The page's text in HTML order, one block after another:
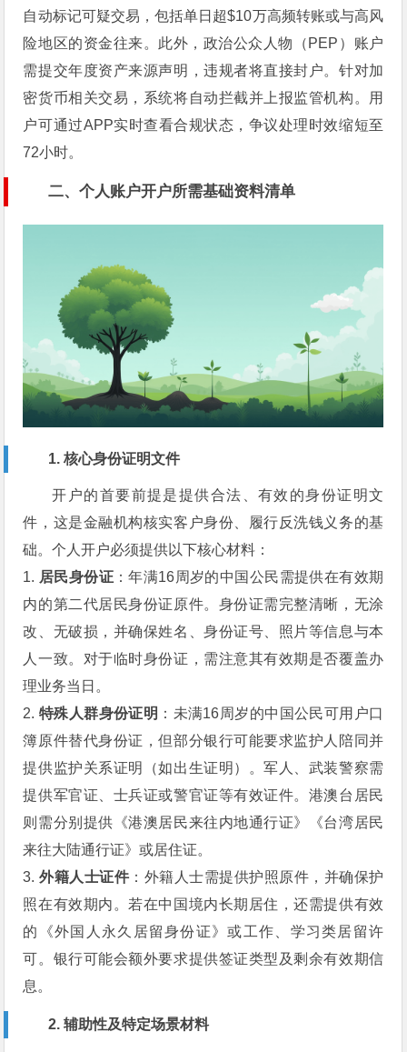
自动标记可疑交易，包括单日超$10万高频转账或与高风
险地区的资金往来。此外，政治公众人物（PEP）账户
需提交年度资产来源声明，违规者将直接封户。针对加
密货币相关交易，系统将自动拦截并上报监管机构。用
户可通过APP实时查看合规状态，争议处理时效缩短至
72小时。
二、个人账户开户所需基础资料清单
1. 核心身份证明文件
开户的首要前提是提供合法、有效的身份证明文
件，这是金融机构核实客户身份、履行反洗钱义务的基
础。个人开户必须提供以下核心材料：
1. 居民身份证 ：年满16周岁的中国公民需提供在有效期
内的第二代居民身份证原件。身份证需完整清晰，无涂
改、无破损，并确保姓名、身份证号、照片等信息与本
人一致。对于临时身份证，需注意其有效期是否覆盖办
理业务当日。
2. 特殊人群身份证明 ：未满16周岁的中国公民可用户口
簿原件替代身份证，但部分银行可能要求监护人陪同并
提供监护关系证明（如出生证明）。军人、武装警察需
提供军官证、士兵证或警官证等有效证件。港澳台居民
则需分别提供《港澳居民来往内地通行证》《台湾居民
来往大陆通行证》或居住证。
3. 外籍人士证件：外籍人士需提供护照原件，并确保护
照在有效期内。若在中国境内长期居住，还需提供有效
的《外国人永久居留身份证》或工作、学习类居留许
可。银行可能会额外要求提供签证类型及剩余有效期信
息。
2. 辅助性及特定场景材料